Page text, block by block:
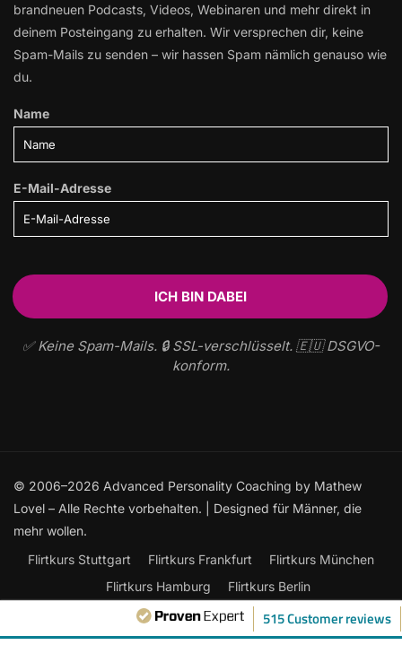
brandneuen Podcasts, Videos, Webinaren und mehr direkt in
deinem Posteingang zu erhalten. Wir versprechen dir, keine
Spam-Mails zu senden – wir hassen Spam nämlich genauso wie
du.
Name
E-Mail-Adresse
✅ Keine Spam-Mails. 🔒 SSL-verschlüsselt. 🇪🇺 DSGVO-
konform.
515 Customer reviews
© 2006–2026 Advanced Personality Coaching by Mathew
Lovel – Alle Rechte vorbehalten. | Designed für Männer, die
mehr wollen.
Flirtkurs Stuttgart
Flirtkurs Frankfurt
Flirtkurs München
Flirtkurs Hamburg
Flirtkurs Berlin
Frauen ansprechen: Der ultimative Leitfaden
Flirtkurse Online
Flirten lernen Kontakt